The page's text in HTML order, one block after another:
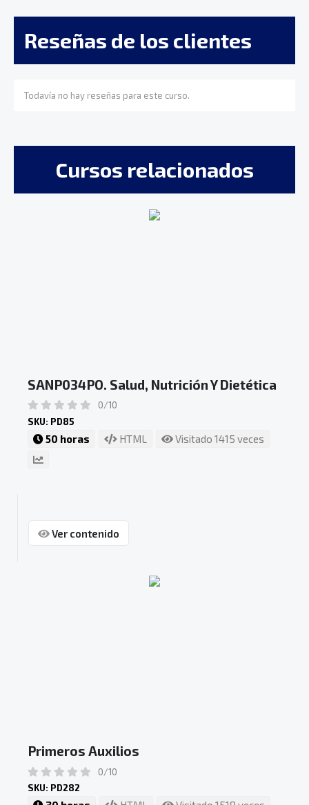
Reseñas de los clientes
Todavía no hay reseñas para este curso.
Cursos relacionados
SANP034PO. Salud, Nutrición Y Dietética
0/10
SKU: PD85
50 horas HTML Visitado 1415 veces
Ver contenido
Primeros Auxilios
0/10
SKU: PD282